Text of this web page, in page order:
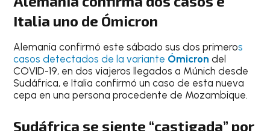
Italia uno de Ómicron
Alemania confirmó este sábado sus dos primeros
casos detectados de la variante Ómicron del
COVID-19, en dos viajeros llegados a Múnich desde
Sudáfrica, e Italia confirmó un caso de esta nueva
cepa en una persona procedente de Mozambique.
Sudáfrica se siente “castigada” por